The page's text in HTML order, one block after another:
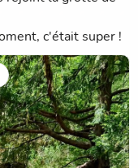
c'était super !